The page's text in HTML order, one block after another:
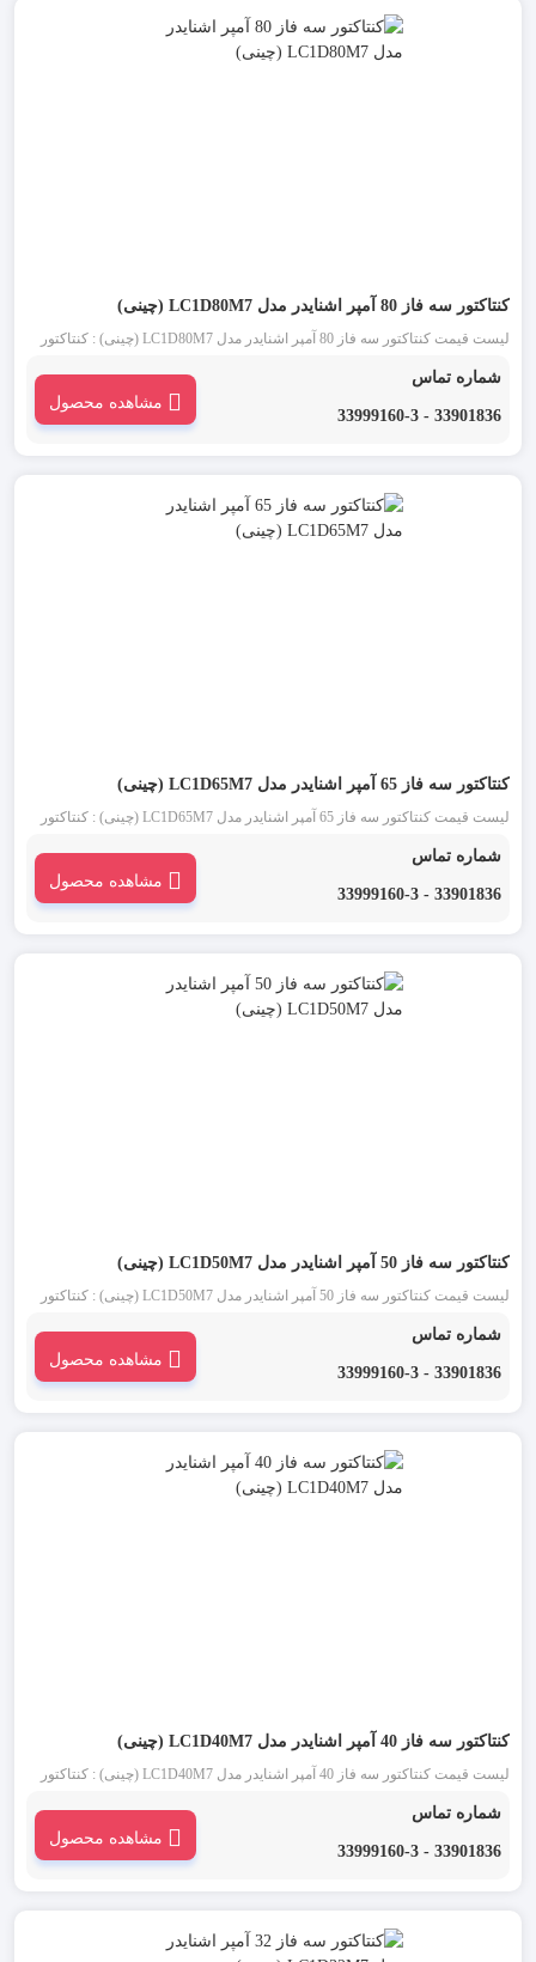
کنتاکتور سه فاز 80 آمپر اشنایدر مدل LC1D80M7 (چینی)
لیست قیمت کنتاکتور سه فاز 80 آمپر اشنایدر مدل LC1D80M7 (چینی) : کنتاکتور
جدید کنتاکتورهای اشنایدر D80 که کنتاکتور قاپک سفید نیز نامیده می شود، ساختاری
شماره تماس
33901836 - 33999160-3
مشاهده محصول
کنتاکتور سه فاز 65 آمپر اشنایدر مدل LC1D65M7 (چینی)
لیست قیمت کنتاکتور سه فاز 65 آمپر اشنایدر مدل LC1D65M7 (چینی) : کنتاکتور
جدید کنتاکتورهای اشنایدر D65 که کنتاکتور قاپک سفید نیز نامیده می شود، ساختاری
شماره تماس
33901836 - 33999160-3
مشاهده محصول
کنتاکتور سه فاز 50 آمپر اشنایدر مدل LC1D50M7 (چینی)
لیست قیمت کنتاکتور سه فاز 50 آمپر اشنایدر مدل LC1D50M7 (چینی) : کنتاکتور
جدید کنتاکتورهای اشنایدر D50 که کنتاکتور قاپک سفید نیز نامیده می شود، ساختاری
شماره تماس
33901836 - 33999160-3
مشاهده محصول
کنتاکتور سه فاز 40 آمپر اشنایدر مدل LC1D40M7 (چینی)
لیست قیمت کنتاکتور سه فاز 40 آمپر اشنایدر مدل LC1D40M7 (چینی) : کنتاکتور
جدید کنتاکتورهای اشنایدر D40 که کنتاکتور قاپک سفید نیز نامیده می شود، ساختاری
شماره تماس
33901836 - 33999160-3
مشاهده محصول